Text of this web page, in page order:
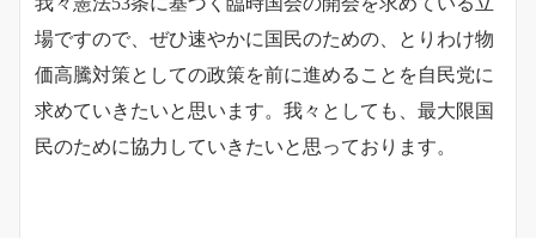
場ですので、ぜひ速やかに国民のための、とりわけ物
価高騰対策としての政策を前に進めることを自民党に
求めていきたいと思います。我々としても、最大限国
民のために協力していきたいと思っております。